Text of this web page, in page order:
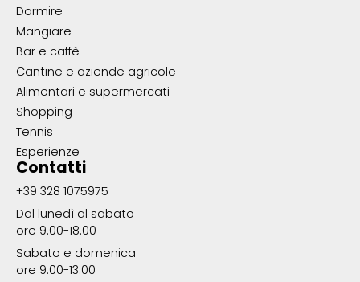
Dormire
Mangiare
Bar e caffè
Cantine e aziende agricole
Alimentari e supermercati
Shopping
Tennis
Esperienze
Contatti
+39 328 1075975
Dal lunedì al sabato
ore 9.00-18.00
Sabato e domenica
ore 9.00-13.00